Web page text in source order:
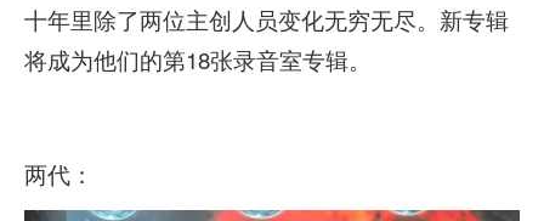
十年里除了两位主创人员变化无穷无尽。新专辑
将成为他们的第18张录音室专辑。
两代：